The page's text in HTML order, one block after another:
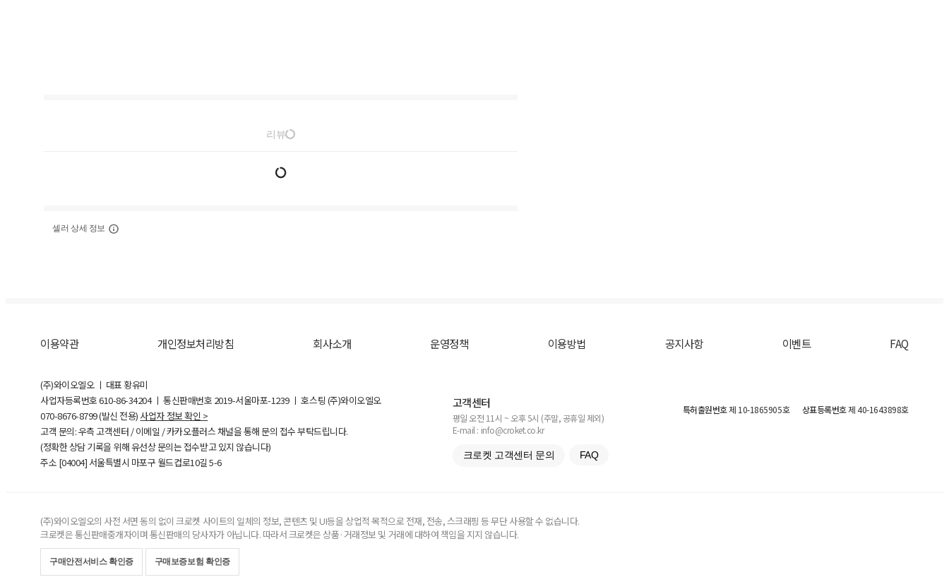
리뷰
셀러 상세 정보
이용약관 개인정보처리방침 회사소개 운영정책 이용방법 공지사항 이벤트 FAQ
(주)와이오엘오 ㅣ 대표 황유미
사업자등록번호610-86-34204ㅣ 통신판매번호 2019-서울마포-1239 ㅣ 호스팅 (주)와이오엘오
070-8676-8799 (발신 전용) 사업자 정보 확인 >
고객 문의: 우측 고객센터 / 이메일 / 카카오플러스 채널을 통해 문의 접수 부탁드립니다.
(정확한 상담 기록을 위해 유선상 문의는 접수받고 있지 않습니다)
주소 [04004] 서울특별시 마포구 월드컵로10길5-6
고객센터
평일 오전 11시 ~ 오후 5시 (주말, 공휴일 제외)
E-mail : info@croket.co.kr
크로켓 고객센터 문의 FAQ
특허출원번호제 10-1865905호 상표등록번호제 40-1643898호
(주)와이오엘오의 사전 서면 동의 없이 크로켓 사이트의 일체의 정보, 콘텐츠 및 UI등을 상업적 목적으로 전재, 전송, 스크래핑 등 무단 사용할 수 없습니다.
크로켓은 통신판매중개자이며 통신판매의 당사자가 아닙니다. 따라서 크로켓은 상품·거래정보 및 거래에 대하여 책임을 지지 않습니다.
구매안전서비스 확인증 구매보증보험 확인증